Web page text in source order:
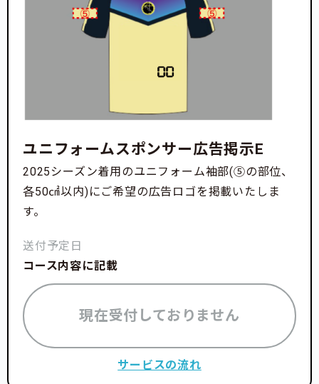
ユニフォームスポンサー広告掲示E
2025シーズン着用のユニフォーム袖部(⑤の部位、
各50㎠以内)にご希望の広告ロゴを掲載いたしま
す。
送付予定日
コース内容に記載
現在受付しておりません
サービスの流れ